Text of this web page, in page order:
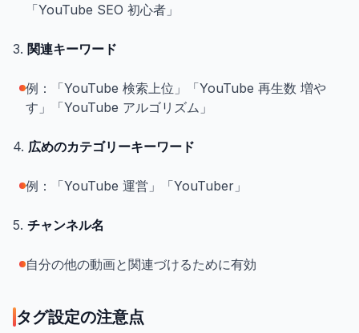
「YouTube SEO 初心者」
3. 関連キーワード
例：「YouTube 検索上位」「YouTube 再生数 増や
す」「YouTube アルゴリズム」
4. 広めのカテゴリーキーワード
例：「YouTube 運営」「YouTuber」
5. チャンネル名
自分の他の動画と関連づけるために有効
タグ設定の注意点